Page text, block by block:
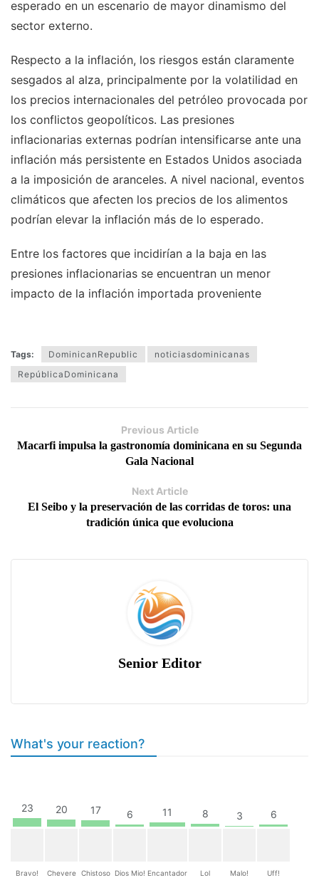
esperado en un escenario de mayor dinamismo del
sector externo.
Respecto a la inflación, los riesgos están claramente
sesgados al alza, principalmente por la volatilidad en
los precios internacionales del petróleo provocada por
los conflictos geopolíticos. Las presiones
inflacionarias externas podrían intensificarse ante una
inflación más persistente en Estados Unidos asociada
a la imposición de aranceles. A nivel nacional, eventos
climáticos que afecten los precios de los alimentos
podrían elevar la inflación más de lo esperado.
Entre los factores que incidirían a la baja en las
presiones inflacionarias se encuentran un menor
impacto de la inflación importada proveniente
Tags: DominicanRepublic
noticiasdominicanas
RepúblicaDominicana
Previous Article
Macarfi impulsa la gastronomía dominicana en su Segunda
Gala Nacional
Next Article
El Seibo y la preservación de las corridas de toros: una
tradición única que evoluciona
Senior Editor
What's your reaction?
23
Bravo!
20
Chevere
17
Chistoso
6
Dios Mio!
11
Encantador
8
Lol
3
Malo!
6
Uff!